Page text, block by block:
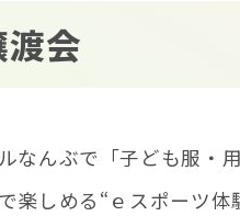
会
なんぶで「子ども服・
楽しめる“ｅスポーツ